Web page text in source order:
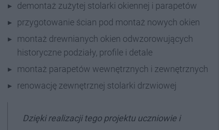
demontaż zużytej stolarki okiennej i parapetów
przygotowanie ścian pod montaż nowych okien
montaż drewnianych okien odwzorowujących
historyczne podziały, profile i detale
montaż parapetów wewnętrznych i zewnętrznych
renowację zewnętrznej stolarki drzwiowej
Dzięki realizacji tego projektu uczniowie i